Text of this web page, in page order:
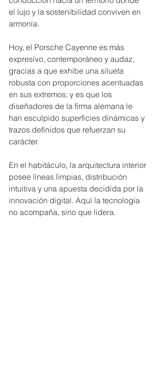
el lujo y la sostenibilidad conviven en
armonía.
Hoy, el Porsche Cayenne es más
expresivo, contemporáneo y audaz,
gracias a que exhibe una silueta
robusta con proporciones acentuadas
en sus extremos; y es que los
diseñadores de la firma alemana le
han esculpido superficies dinámicas y
trazos definidos que refuerzan su
carácter.
En el habitáculo, la arquitectura interior
posee líneas limpias, distribución
intuitiva y una apuesta decidida por la
innovación digital. Aquí la tecnología
no acompaña, sino que lidera.